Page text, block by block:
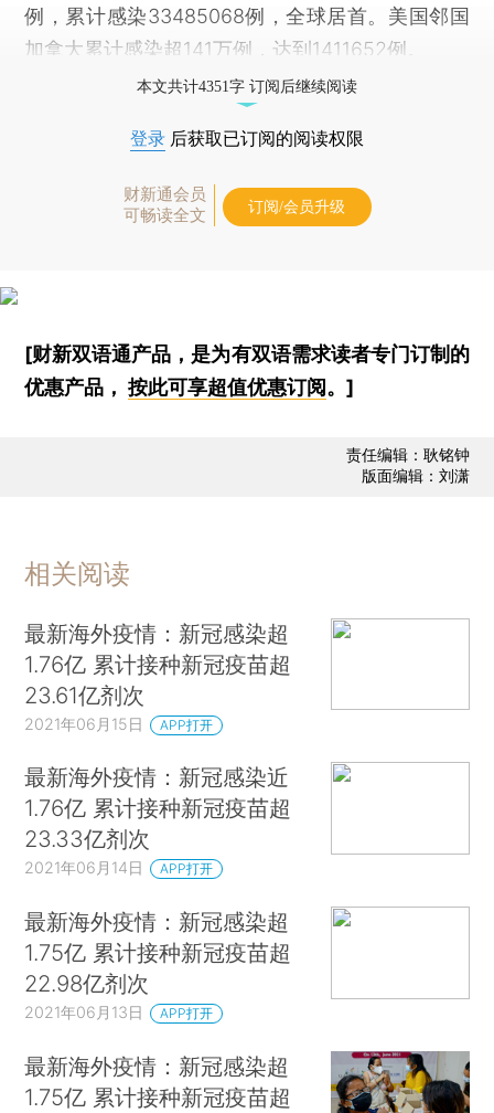
例，累计感染33485068例，全球居首。美国邻国
加拿大累计感染超141万例，达到1411652例。
本文共计4351字 订阅后继续阅读
登录 后获取已订阅的阅读权限
财新通会员
可畅读全文
订阅/会员升级
[财新双语通产品，是为有双语需求读者专门订制的
优惠产品，按此可享超值优惠订阅 。]
责任编辑：耿铭钟
版面编辑：刘潇
相关阅读
最新海外疫情：新冠感染超
1.76亿 累计接种新冠疫苗超
23.61亿剂次
2021年06月15日 APP打开
最新海外疫情：新冠感染近
1.76亿 累计接种新冠疫苗超
23.33亿剂次
2021年06月14日 APP打开
最新海外疫情：新冠感染超
1.75亿 累计接种新冠疫苗超
22.98亿剂次
2021年06月13日 APP打开
最新海外疫情：新冠感染超
1.75亿 累计接种新冠疫苗超